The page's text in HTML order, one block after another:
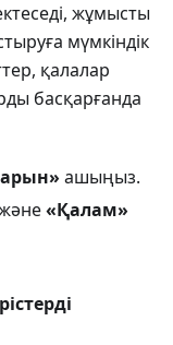
жұмысты
мүмкіндік
қалалар
басқарғанда
ашыңыз.
«Қалам»